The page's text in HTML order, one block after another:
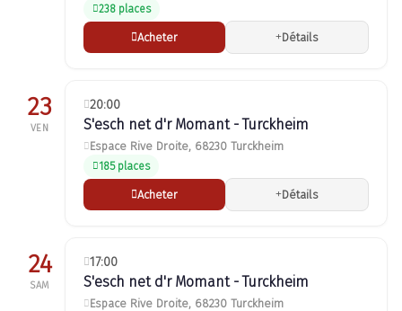
238 places
Acheter Détails
23
VEN
20:00
S'esch net d'r Momant - Turckheim
Espace Rive Droite, 68230 Turckheim
185 places
Acheter Détails
24
SAM
17:00
S'esch net d'r Momant - Turckheim
Espace Rive Droite, 68230 Turckheim